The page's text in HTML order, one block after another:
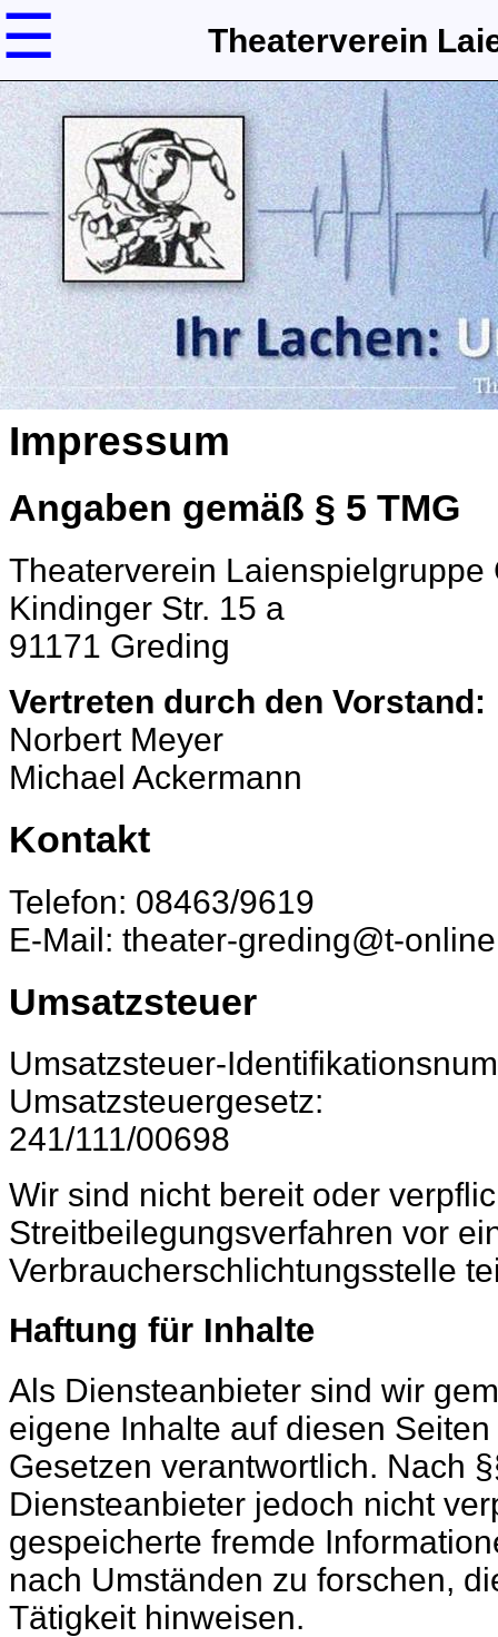
☰ Theaterverein
Impressum
Angaben gemäß § 5 TMG
Theaterverein Laienspielgruppe
Kindinger Str. 15 a
91171 Greding
Vertreten durch den Vorstand:
Norbert Meyer
Michael Ackermann
Kontakt
Telefon: 08463/9619
E-Mail: theater-greding@t-
Umsatzsteuer
Umsatzsteuer-
Umsatzsteuergesetz:
241/111/00698
Wir sind nicht bereit oder
Streitbeilegungsverfahren vor
Verbraucherschlichtungsstelle
Haftung für Inhalte
Als Diensteanbieter sind wir
eigene Inhalte auf diesen
Gesetzen verantwortlich. Nach
Diensteanbieter jedoch nicht
gespeicherte fremde
nach Umständen zu forschen,
Tätigkeit hinweisen.